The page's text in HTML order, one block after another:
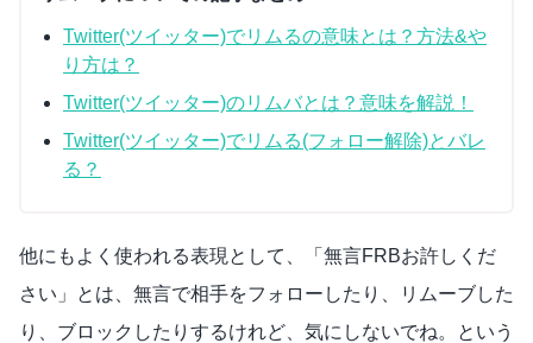
Twitter(ツイッター)でリムるの意味とは？方法&や
り方は？
Twitter(ツイッター)のリムバとは？意味を解説！
Twitter(ツイッター)でリムる(フォロー解除)とバレ
る？
他にもよく使われる表現として、「無言FRBお許しくだ
さい」とは、無言で相手をフォローしたり、リムーブした
り、ブロックしたりするけれど、気にしないでね。という